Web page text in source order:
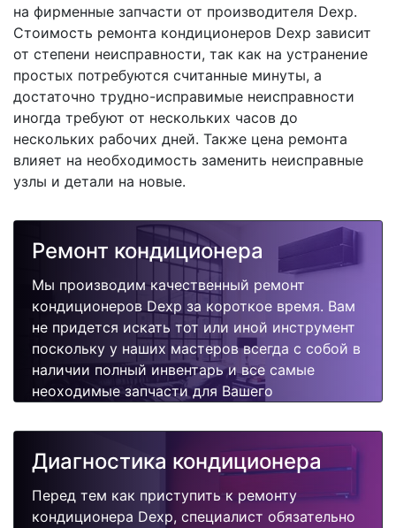
на фирменные запчасти от производителя Dexp.
Стоимость ремонта кондиционеров Dexp зависит
от степени неисправности, так как на устранение
простых потребуются считанные минуты, а
достаточно трудно-исправимые неисправности
иногда требуют от нескольких часов до
нескольких рабочих дней. Также цена ремонта
влияет на необходимость заменить неисправные
узлы и детали на новые.
Ремонт кондиционера
Мы производим качественный ремонт
кондиционеров Dexp за короткое время. Вам
не придется искать тот или иной инструмент
поскольку у наших мастеров всегда с собой в
наличии полный инвентарь и все самые
неоходимые запчасти для Вашего
качественно и недорого.
Диагностика кондиционера
Перед тем как приступить к ремонту
кондиционера Dexp, специалист обязательно